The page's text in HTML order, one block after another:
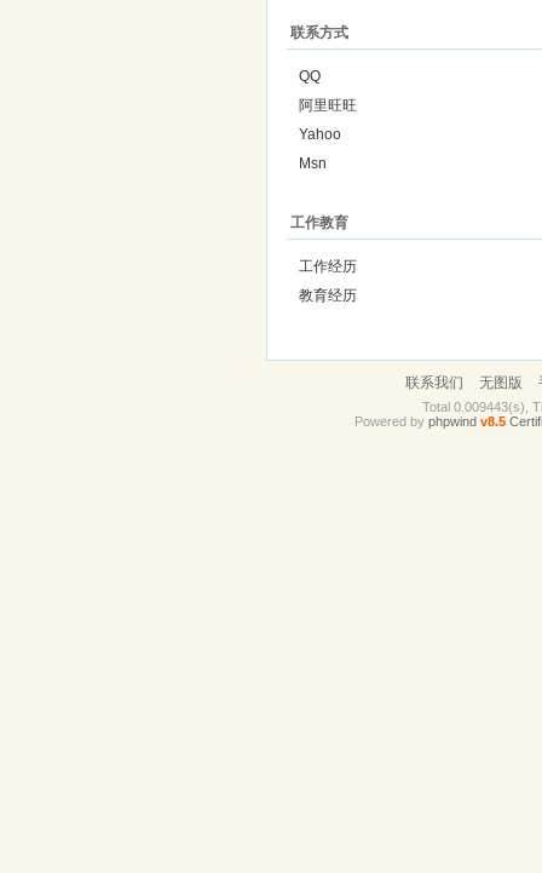
联系方式
QQ
阿里旺旺
Yahoo
Msn
工作教育
工作经历
教育经历
联系我们 无图版
Total 0.009443(s),
Powered by phpwind v8.5